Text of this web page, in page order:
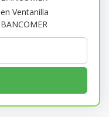
en Ventanilla
BANCOMER